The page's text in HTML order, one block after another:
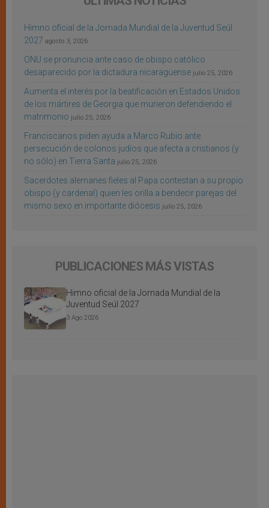
Himno oficial de la Jornada Mundial de la Juventud Seúl
2027 agosto 3, 2026
ONU se pronuncia ante caso de obispo católico
desaparecido por la dictadura nicaragüense julio 25, 2026
Aumenta el interés por la beatificación en Estados Unidos
de los mártires de Georgia que murieron defendiendo el
matrimonio julio 25, 2026
Franciscanos piden ayuda a Marco Rubio ante
persecución de colonos judíos que afecta a cristianos (y
no sólo) en Tierra Santa julio 25, 2026
Sacerdotes alemanes fieles al Papa contestan a su propio
obispo (y cardenal) quien les orilla a bendecir parejas del
mismo sexo en importante diócesis julio 25, 2026
PUBLICACIONES MÁS VISTAS
Himno oficial de la Jornada Mundial de la
Juventud Seúl 2027
3 Ago 2026